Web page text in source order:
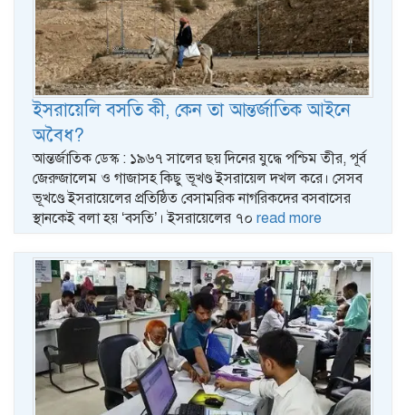
ইসরায়েলি বসতি কী, কেন তা আন্তর্জাতিক আইনে
অবৈধ?
আন্তর্জাতিক ডেস্ক : ১৯৬৭ সালের ছয় দিনের যুদ্ধে পশ্চিম তীর, পূর্ব
জেরুজালেম ও গাজাসহ কিছু ভূখণ্ড ইসরায়েল দখল করে। সেসব
ভূখণ্ডে ইসরায়েলের প্রতিষ্ঠিত বেসামরিক নাগরিকদের বসবাসের
স্থানকেই বলা হয় ‘বসতি’। ইসরায়েলের ৭০ read more